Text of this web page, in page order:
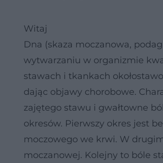
Witaj
Dna (skaza moczanowa,
wytwarzaniu w organizmie
stawach i tkankach
dając objawy chorobowe.
zajętego stawu i gwałtowne
okresów. Pierwszy okres jest
moczowego we krwi. W
moczanowej. Kolejny to bóle